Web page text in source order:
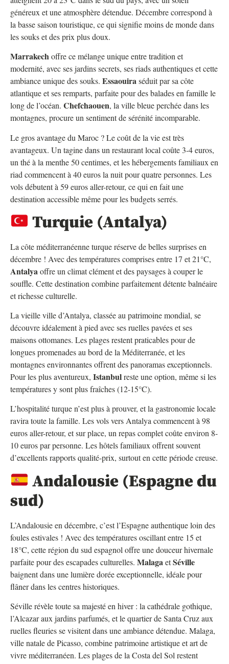
généreux et une atmosphère détendue. Décembre correspond à
la basse saison touristique, ce qui signifie moins de monde dans
les souks et des prix plus doux.
Marrakechoffre ce mélange unique entre tradition et
modernité, avec ses jardins secrets, ses riads authentiques et cette
ambiance unique des souks. Essaouiraséduit par sa côte
atlantique et ses remparts, parfaite pour des balades en famille le
long de l’océan. Chefchaouen, la ville bleue perchée dans les
montagnes, procure un sentiment de sérénité incomparable.
Le gros avantage du Maroc ? Le coût de la vie est très
avantageux. Un tagine dans un restaurant local coûte 3-4 euros,
un thé à la menthe 50 centimes, et les hébergements familiaux en
riad commencent à 40 euros la nuit pour quatre personnes. Les
vols débutent à 59 euros aller-retour, ce qui en fait une
destination accessible même pour les budgets serrés.
Turquie (Antalya)
La côte méditerranéenne turque réserve de belles surprises en
décembre ! Avec des températures comprises entre 17 et 21°C,
Antalyaoffre un climat clément et des paysages à couper le
souffle. Cette destination combine parfaitement détente balnéaire
et richesse culturelle.
La vieille ville d’Antalya, classée au patrimoine mondial, se
découvre idéalement à pied avec ses ruelles pavées et ses
maisons ottomanes. Les plages restent praticables pour de
longues promenades au bord de la Méditerranée, et les
montagnes environnantes offrent des panoramas exceptionnels.
Pour les plus aventureux, Istanbulreste une option, même si les
températures y sont plus fraîches (12-15°C).
L’hospitalité turque n’est plus à prouver, et la gastronomie locale
ravira toute la famille. Les vols vers Antalya commencent à 98
euros aller-retour, et sur place, un repas complet coûte environ 8-
10 euros par personne. Les hôtels familiaux offrent souvent
d’excellents rapports qualité-prix, surtout en cette période creuse.
Andalousie (Espagne du
sud)
L’Andalousie en décembre, c’est l’Espagne authentique loin des
foules estivales ! Avec des températures oscillant entre 15 et
18°C, cette région du sud espagnol offre une douceur hivernale
parfaite pour des escapades culturelles. MalagaetSéville
baignent dans une lumière dorée exceptionnelle, idéale pour
flâner dans les centres historiques.
Séville révèle toute sa majesté en hiver : la cathédrale gothique,
l’Alcazar aux jardins parfumés, et le quartier de Santa Cruz aux
ruelles fleuries se visitent dans une ambiance détendue. Malaga,
ville natale de Picasso, combine patrimoine artistique et art de
vivre méditerranéen. Les plages de la Costa del Sol restent